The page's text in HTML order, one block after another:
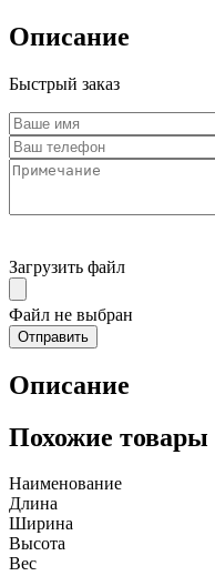
Описание
Быстрый заказ
Загрузить файл
Файл не выбран
Описание
Похожие товары
Наименование
Длина
Ширина
Высота
Вес